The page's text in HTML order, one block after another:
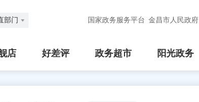
部门 国家政务服务平台 金昌市人民政府
店 好差评 政务超市 阳光政务